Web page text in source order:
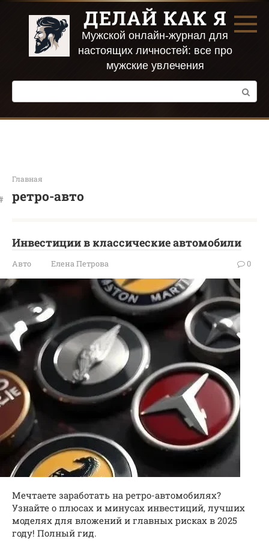
Перейти
контенту
ДЕЛАЙ КАК Я
Мужской онлайн-журнал для
настоящих личностей: все про
мужские увлечения
Поиск:
Главная
ретро-авто
Инвестиции в классические автомобили
Авто Елена Петрова 0
Мечтаете заработать на ретро-автомобилях?
Узнайте о плюсах и минусах инвестиций, лучших
моделях для вложений и главных рисках в 2025
году! Полный гид.